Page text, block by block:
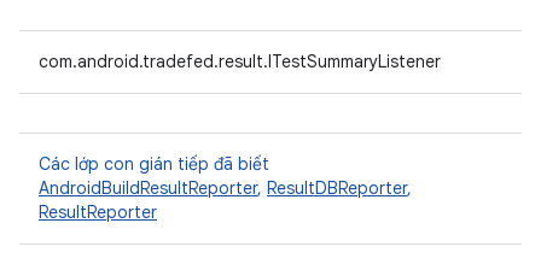
com.android.tradefed.result.ITestSummaryListener
Các lớp con gián tiếp đã biết
AndroidBuildResultReporter, ResultDBReporter,
ResultReporter